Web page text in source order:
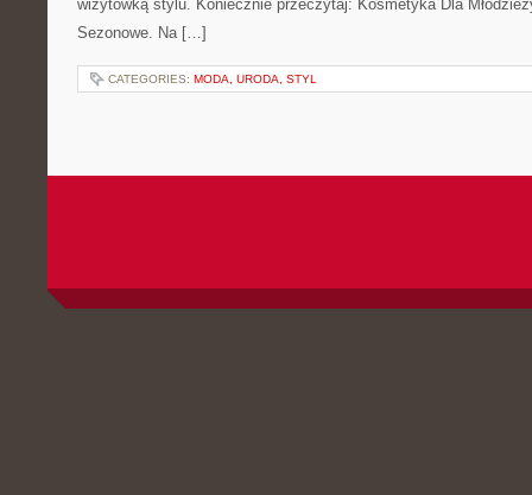
wizytówką stylu. Koniecznie przeczytaj: Kosmetyka Dla
Sezonowe. Na […]
CATEGORIES: MODA, URODA, STYL